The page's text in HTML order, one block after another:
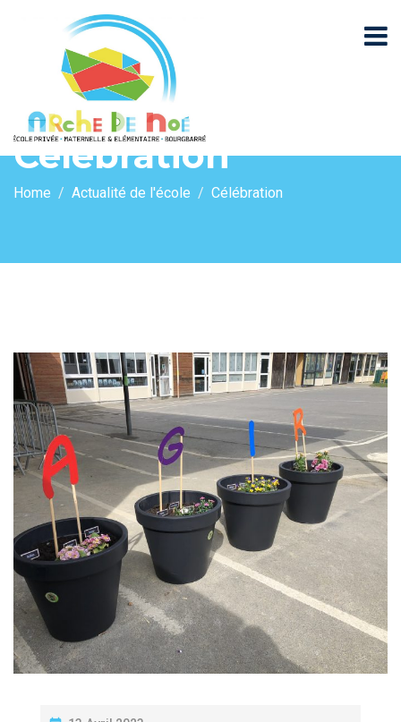
Célébration
Home Actualité de l'école Célébration